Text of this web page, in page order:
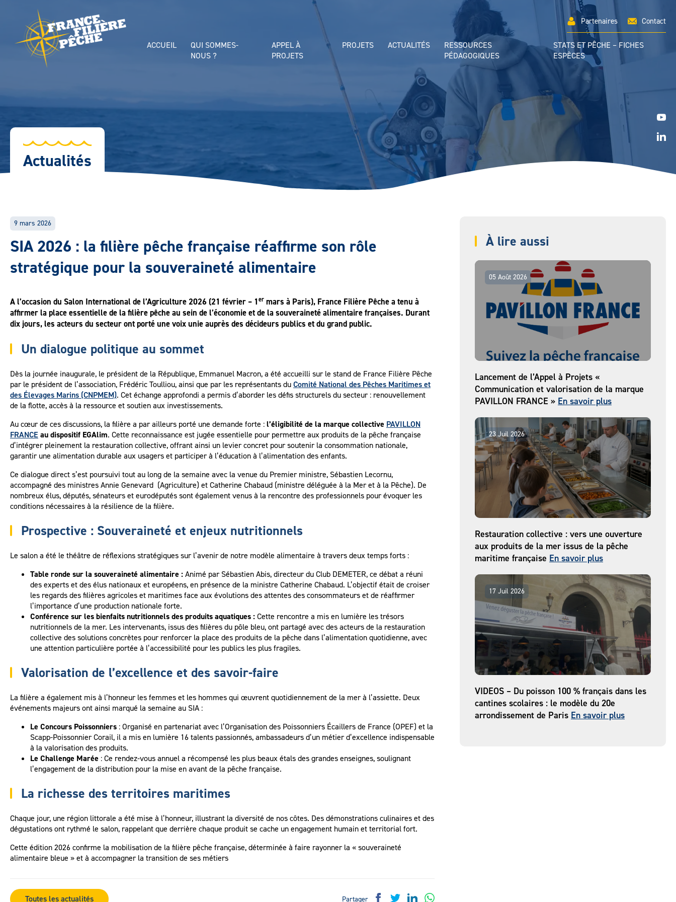
Partenaires Contact
ACCUEIL
QUI SOMMES-
NOUS ?
APPEL À
PROJETS
PROJETS ACTUALITÉS
RESSOURCES
PÉDAGOGIQUES
STATS ET PÊCHE – FICHES
ESPÈCES
Actualités
9 mars 2026
SIA 2026 : la filière pêche française réaffirme son rôle
stratégique pour la souveraineté alimentaire
A l’occasion du Salon International de l’Agriculture 2026 (21 février – 1er mars à Paris), France Filière Pêche a tenu à
affirmer la place essentielle de la filière pêche au sein de l’économie et de la souveraineté alimentaire françaises. Durant
dix jours, les acteurs du secteur ont porté une voix unie auprès des décideurs publics et du grand public.
Un dialogue politique au sommet
Dès la journée inaugurale, le président de la République, Emmanuel Macron, a été accueilli sur le stand de France Filière Pêche
par le président de l’association, Frédéric Toulliou, ainsi que par les représentants duComité National des Pêches Maritimes et
des Élevages Marins (CNPMEM). Cet échange approfondi a permis d’aborder les défis structurels du secteur : renouvellement
de la flotte, accès à la ressource et soutien aux investissements.
Au cœur de ces discussions, la filière a par ailleurs porté une demande forte :l’éligibilité de la marque collective PAVILLON
FRANCE au dispositif EGAlim. Cette reconnaissance est jugée essentielle pour permettre aux produits de la pêche française
d’intégrer pleinement la restauration collective, offrant ainsi un levier concret pour soutenir la consommation nationale,
garantir une alimentation durable aux usagers et participer à l’éducation à l’alimentation des enfants.
Ce dialogue direct s’est poursuivi tout au long de la semaine avec la venue du Premier ministre, Sébastien Lecornu,
accompagné des ministres Annie Genevard (Agriculture) et Catherine Chabaud (ministre déléguée à la Mer et à la Pêche). De
nombreux élus, députés, sénateurs et eurodéputés sont également venus à la rencontre des professionnels pour évoquer les
conditions nécessaires à la résilience de la filière.
Prospective : Souveraineté et enjeux nutritionnels
Le salon a été le théâtre de réflexions stratégiques sur l’avenir de notre modèle alimentaire à travers deux temps forts :
Table ronde sur la souveraineté alimentaire :Animé par Sébastien Abis, directeur du Club DEMETER, ce débat a réuni
des experts et des élus nationaux et européens, en présence de la ministre Catherine Chabaud. L’objectif était de croiser
les regards des filières agricoles et maritimes face aux évolutions des attentes des consommateurs et de réaffirmer
l’importance d’une production nationale forte.
Conférence sur les bienfaits nutritionnels des produits aquatiques :Cette rencontre a mis en lumière les trésors
nutritionnels de la mer. Les intervenants, issus des filières du pôle bleu, ont partagé avec des acteurs de la restauration
collective des solutions concrètes pour renforcer la place des produits de la pêche dans l’alimentation quotidienne, avec
une attention particulière portée à l’accessibilité pour les publics les plus fragiles.
Valorisation de l’excellence et des savoir-faire
La filière a également mis à l’honneur les femmes et les hommes qui œuvrent quotidiennement de la mer à l’assiette. Deux
événements majeurs ont ainsi marqué la semaine au SIA :
Le Concours Poissonniers : Organisé en partenariat avec l’Organisation des Poissonniers Écaillers de France (OPEF) et la
Scapp-Poissonnier Corail, il a mis en lumière 16 talents passionnés, ambassadeurs d’un métier d’excellence indispensable
à la valorisation des produits.
Le Challenge Marée : Ce rendez-vous annuel a récompensé les plus beaux étals des grandes enseignes, soulignant
l’engagement de la distribution pour la mise en avant de la pêche française.
La richesse des territoires maritimes
Chaque jour, une région littorale a été mise à l’honneur, illustrant la diversité de nos côtes. Des démonstrations culinaires et des
dégustations ont rythmé le salon, rappelant que derrière chaque produit se cache un engagement humain et territorial fort.
Cette édition 2026 confirme la mobilisation de la filière pêche française, déterminée à faire rayonner la « souveraineté
alimentaire bleue » et à accompagner la transition de ses métiers
Toutes les actualités Partager
À lire aussi
05 Août 2026
Lancement de l’Appel à Projets «
Communication et valorisation de la marque
PAVILLON FRANCE » En savoir plus
23 Juil 2026
Restauration collective : vers une ouverture
aux produits de la mer issus de la pêche
maritime française En savoir plus
17 Juil 2026
VIDEOS – Du poisson 100 % français dans les
cantines scolaires : le modèle du 20e
arrondissement de Paris En savoir plus